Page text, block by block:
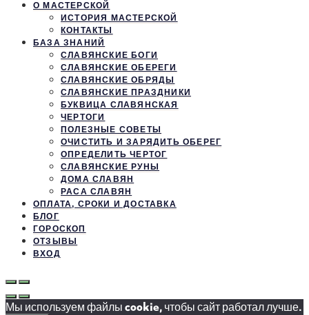
О МАСТЕРСКОЙ
ИСТОРИЯ МАСТЕРСКОЙ
КОНТАКТЫ
БАЗА ЗНАНИЙ
СЛАВЯНСКИЕ БОГИ
СЛАВЯНСКИЕ ОБЕРЕГИ
СЛАВЯНСКИЕ ОБРЯДЫ
СЛАВЯНСКИЕ ПРАЗДНИКИ
БУКВИЦА СЛАВЯНСКАЯ
ЧЕРТОГИ
ПОЛЕЗНЫЕ СОВЕТЫ
ОЧИСТИТЬ И ЗАРЯДИТЬ ОБЕРЕГ
ОПРЕДЕЛИТЬ ЧЕРТОГ
СЛАВЯНСКИЕ РУНЫ
ДОМА СЛАВЯН
РАСА СЛАВЯН
ОПЛАТА, СРОКИ И ДОСТАВКА
БЛОГ
ГОРОСКОП
ОТЗЫВЫ
ВХОД
Мы используем файлы cookie, чтобы сайт работал лучше.